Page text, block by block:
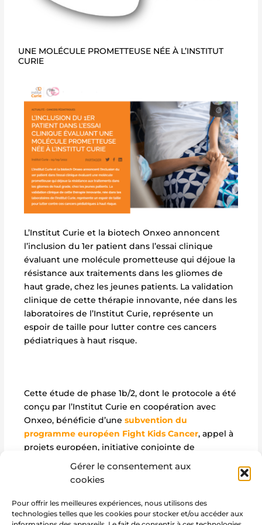
Gérer le consentement aux
cookies
Pour offrir les meilleures expériences, nous utilisons des
technologies telles que les cookies pour stocker et/ou accéder aux
UNE MOLÉCULE PROMETTEUSE NÉE À L’INSTITUT
CURIE​
L’Institut Curie et la biotech Onxeo annoncent
l’inclusion du 1er patient dans l’essai clinique
évaluant une molécule prometteuse qui déjoue la
résistance aux traitements dans les gliomes de
haut grade, chez les jeunes patients. La validation
clinique de cette thérapie innovante, née dans les
laboratoires de l’Institut Curie, représente un
espoir de taille pour lutter contre ces cancers
pédiatriques à haut risque.
Cette étude de phase 1b/2, dont le protocole a été
conçu par l’Institut Curie en coopération avec
Onxeo, bénéficie d’unesubvention du
programme européen Fight Kids Cancer, appel à
projets européen, initiative conjointe de
fondation belge KickCancer et la fondation